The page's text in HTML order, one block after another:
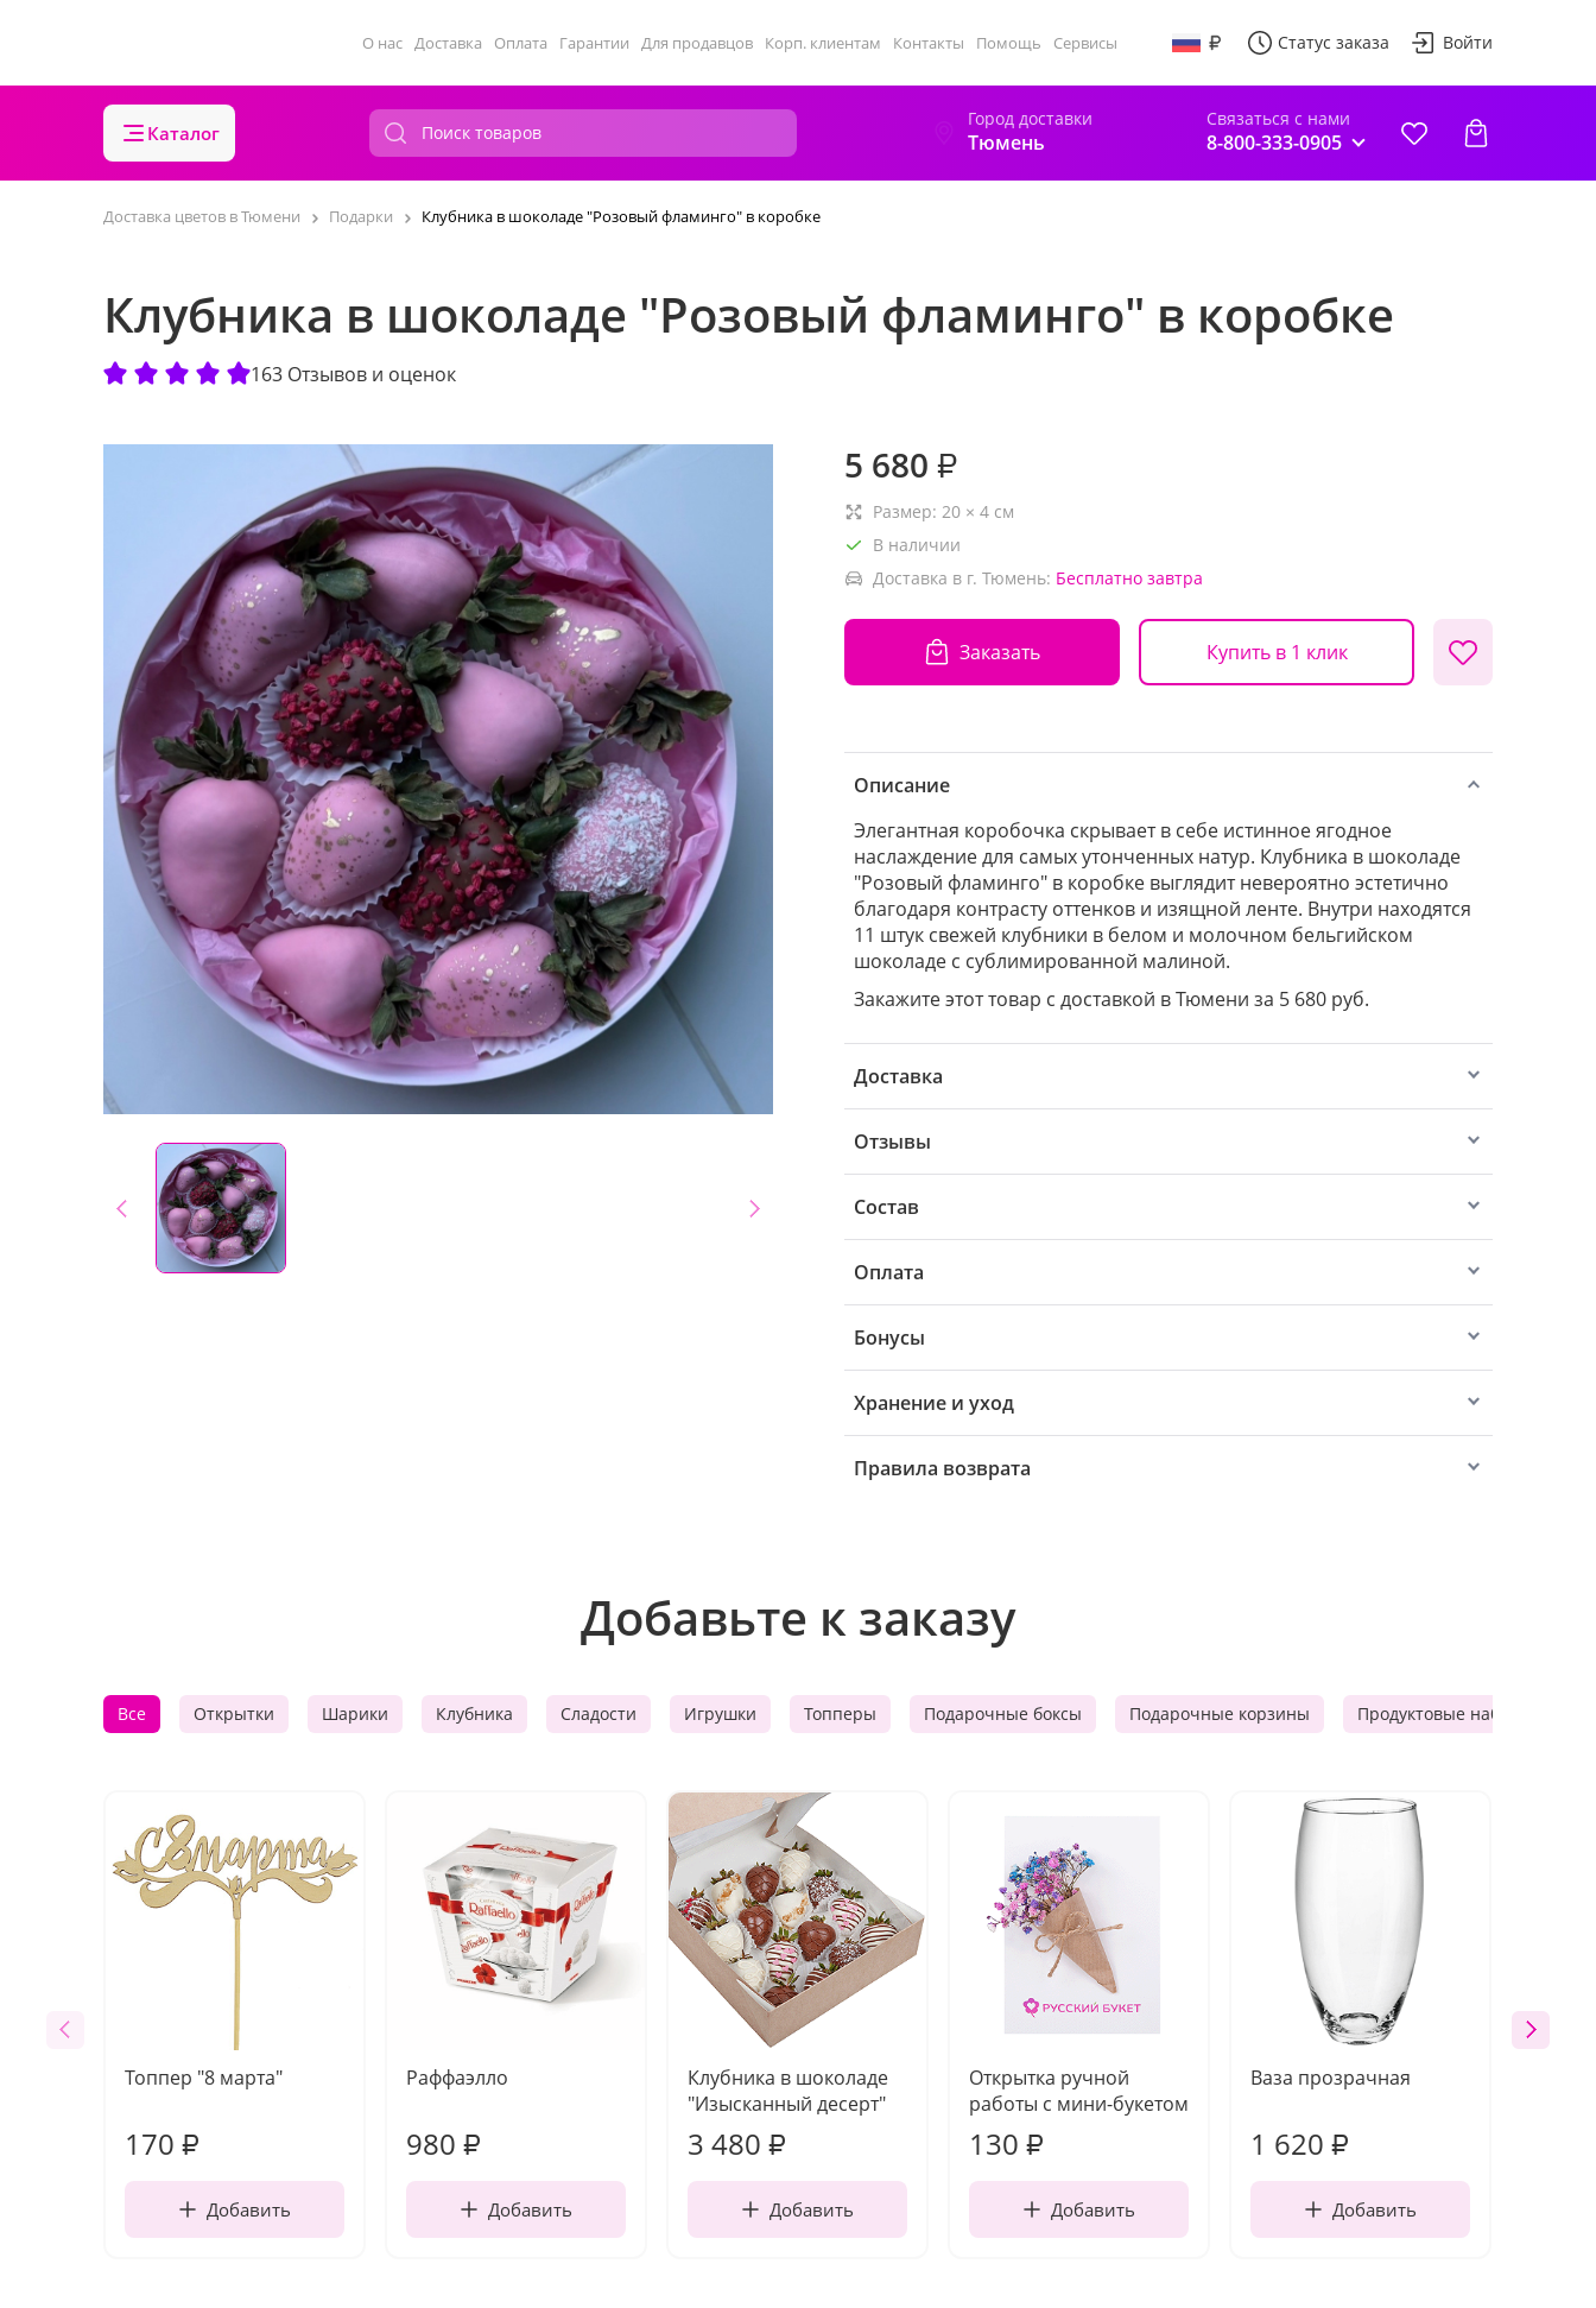
О нас Доставка Оплата Гарантии Для продавцов Корп. клиентам Контакты Помощь Сервисы Статус заказа Войти
Каталог
Город доставки
Тюмень
Связаться с нами
8-800-333-0905
Доставка цветов в Тюмени Подарки Клубника в шоколаде "Розовый фламинго" в коробке
Клубника в шоколаде "Розовый фламинго" в коробке
163 Отзывов и оценок
5 680 ₽
Размер: 20 × 4 см
В наличии
Доставка в г. Тюмень: Бесплатно завтра
Заказать Купить в 1 клик
Описание
Элегантная коробочка скрывает в себе истинное ягодное
наслаждение для самых утонченных натур. Клубника в шоколаде
"Розовый фламинго" в коробке выглядит невероятно эстетично
благодаря контрасту оттенков и изящной ленте. Внутри находятся
11 штук свежей клубники в белом и молочном бельгийском
шоколаде с сублимированной малиной.
Закажите этот товар с доставкой в Тюмени за 5 680 руб.
Доставка
Отзывы
Состав
Оплата
Бонусы
Хранение и уход
Правила возврата
Добавьте к заказу
Все Открытки Шарики Клубника Сладости Игрушки Топперы Подарочные боксы Подарочные корзины Продуктовые наборы
Топпер "8 марта"
170 ₽
Добавить
Раффаэлло
980 ₽
Добавить
Клубника в шоколаде
"Изысканный десерт"
3 480 ₽
Добавить
Открытка ручной
работы с мини-букетом
130 ₽
Добавить
Ваза прозрачная
1 620 ₽
Добавить